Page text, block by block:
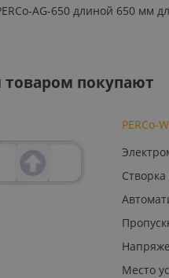
AG-650 длиной 650 мм
товаром покупают
PERCo-
Место